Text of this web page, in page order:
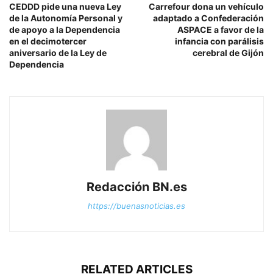
CEDDD pide una nueva Ley
de la Autonomía Personal y
de apoyo a la Dependencia
en el decimotercer
aniversario de la Ley de
Dependencia
Carrefour dona un vehículo
adaptado a Confederación
ASPACE a favor de la
infancia con parálisis
cerebral de Gijón
Redacción BN.es
https://buenasnoticias.es
RELATED ARTICLES